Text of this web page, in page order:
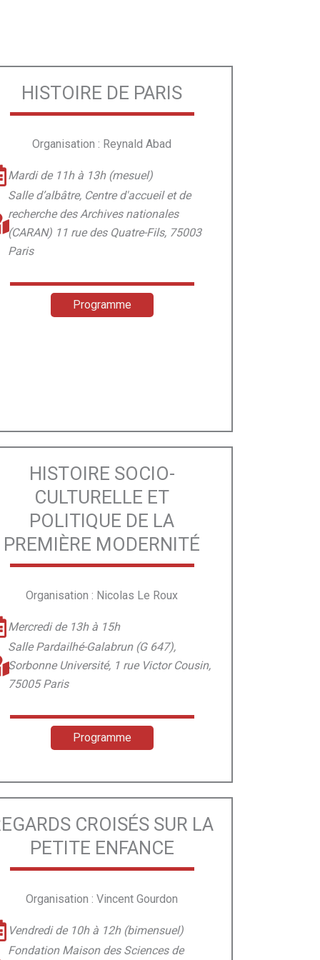
HISTOIRE DE PARIS
Organisation : Reynald Abad
Mardi de 11h à 13h (mesuel)
Salle d’albâtre, Centre d'accueil et de
recherche des Archives nationales
(CARAN) 11 rue des Quatre-Fils, 75003
Paris
Programme
HISTOIRE SOCIO-
CULTURELLE ET
POLITIQUE DE LA
PREMIÈRE MODERNITÉ
Organisation : Nicolas Le Roux
Mercredi de 13h à 15h
Salle Pardailhé-Galabrun (G 647),
Sorbonne Université, 1 rue Victor Cousin,
75005 Paris
Programme
CROISÉS SUR LA
PETITE ENFANCE
Organisation : Vincent Gourdon
Vendredi de 10h à 12h (bimensuel)
Fondation Maison des Sciences de